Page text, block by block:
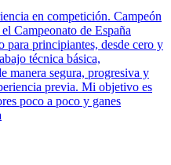
en competición. Campeón
Campeonato de España
para principiantes, desde cero y
técnica básica,
manera segura, progresiva y
previa. Mi objetivo es
poco a poco y ganes